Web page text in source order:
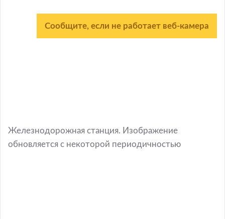
Сообщите, если не работает веб-камера
Железнодорожная станция. Изображение
обновляется с некоторой периодичностью